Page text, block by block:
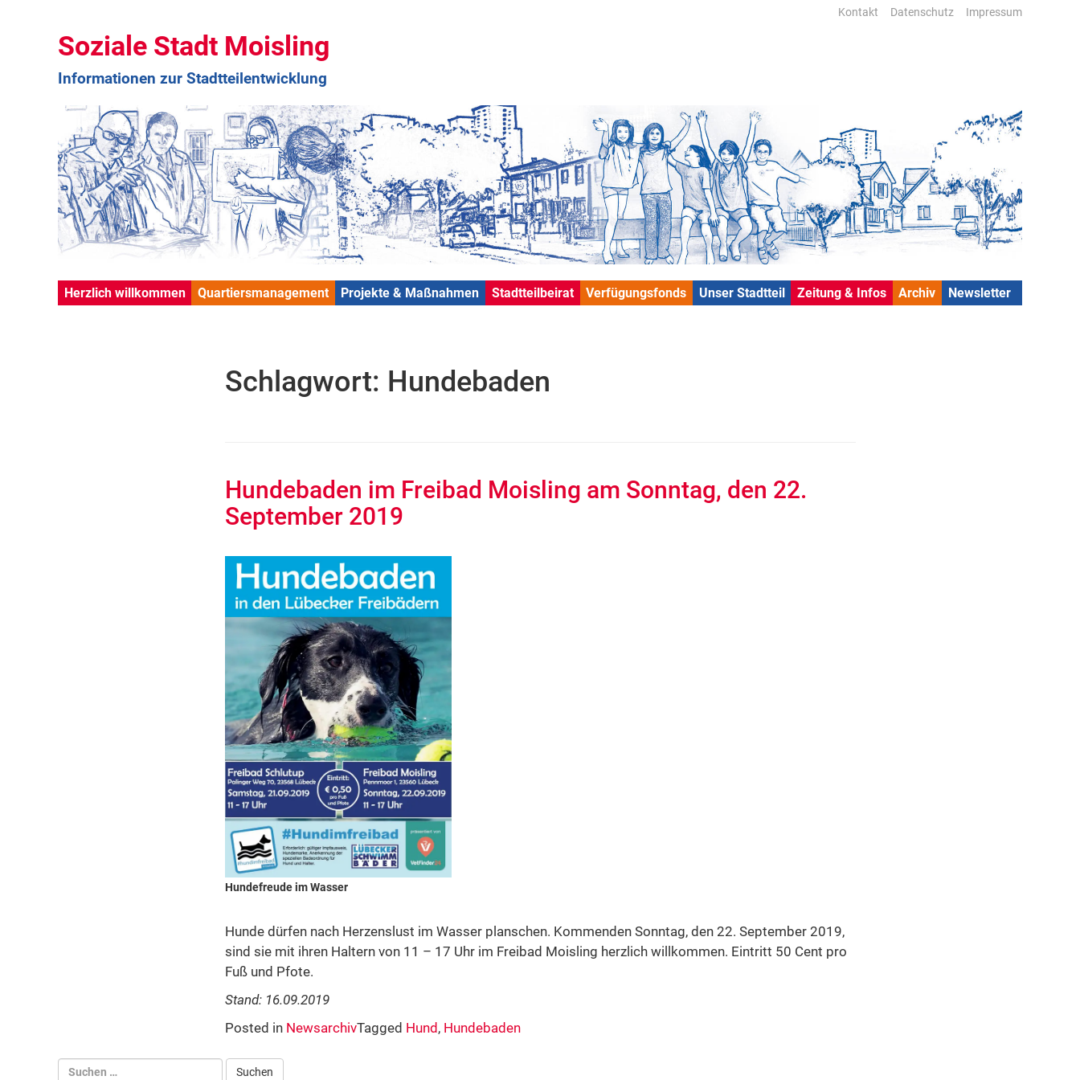
Kontakt Datenschutz Impressum
Soziale Stadt Moisling
Informationen zur Stadtteilentwicklung
Herzlich willkommen Quartiersmanagement Projekte & Maßnahmen Stadtteilbeirat Verfügungsfonds Unser Stadtteil Zeitung & Infos Archiv Newsletter
Schlagwort: Hundebaden
Hundebaden im Freibad Moisling am Sonntag, den 22.
September 2019
Hundefreude im Wasser
Hunde dürfen nach Herzenslust im Wasser planschen. Kommenden Sonntag, den 22. September 2019,
sind sie mit ihren Haltern von 11 – 17 Uhr im Freibad Moisling herzlich willkommen. Eintritt 50 Cent pro
Fuß und Pfote.
Stand: 16.09.2019
Posted in NewsarchivTagged Hund, Hundebaden